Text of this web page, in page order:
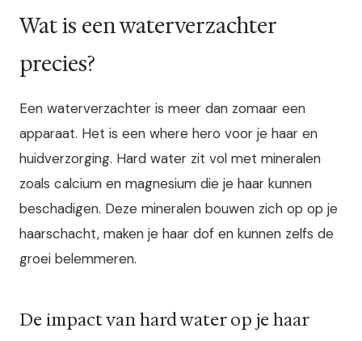
Wat is een waterverzachter
precies?
Een waterverzachter is meer dan zomaar een
apparaat. Het is een where hero voor je haar en
huidverzorging. Hard water zit vol met mineralen
zoals calcium en magnesium die je haar kunnen
beschadigen. Deze mineralen bouwen zich op op je
haarschacht, maken je haar dof en kunnen zelfs de
groei belemmeren.
De impact van hard water op je haar